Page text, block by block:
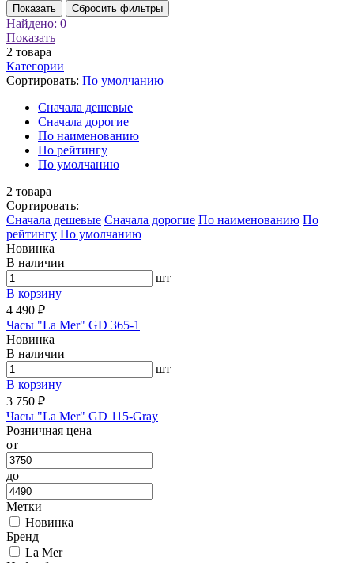
Показать Сбросить фильтры
Найдено: 0
Показать
2 товара
Категории
Сортировать: По умолчанию
Cначала дешевые
Cначала дорогие
По наименованию
По рейтингу
По умолчанию
2 товара
Сортировать:
Cначала дешевые Cначала дорогие По наименованию По
рейтингу По умолчанию
Новинка
В наличии
шт
В корзину
4 490 ₽
Часы "La Mer" GD 365-1
Новинка
В наличии
шт
В корзину
3 750 ₽
Часы "La Mer" GD 115-Gray
Розничная цена
от
до
Метки
Новинка
Бренд
La Mer